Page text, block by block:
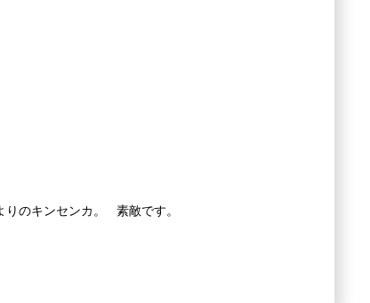
りのキンセンカ。 素敵です。